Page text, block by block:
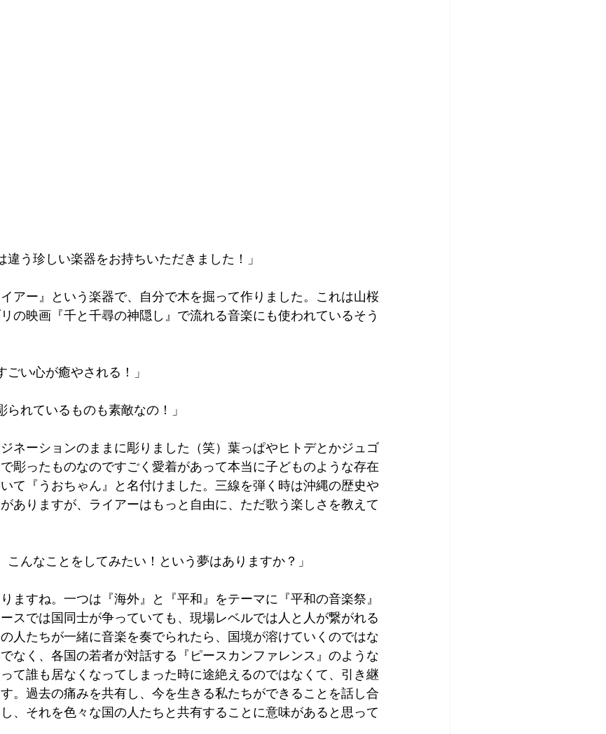
う珍しい楽器をお持ちいただきました！」
アー』という楽器で、自分で木を掘って作りました。これは山桜
の映画『千と千尋の神隠し』で流れる音楽にも使われているそう
い心が癒やされる！」
れているものも素敵なの！」
ネーションのままに彫りました（笑）葉っぱやヒトデとかジュゴ
彫ったものなのですごく愛着があって本当に子どものような存在
て『うおちゃん』と名付けました。三線を弾く時は沖縄の歴史や
ありますが、ライアーはもっと自由に、ただ歌う楽しさを教えて
んなことをしてみたい！という夢はありますか？」
ますね。一つは『海外』と『平和』をテーマに『平和の音楽祭』
スでは国同士が争っていても、現場レベルでは人と人が繋がれる
人たちが一緒に音楽を奏でられたら、国境が溶けていくのではな
なく、各国の若者が対話する『ピースカンファレンス』のような
て誰も居なくなってしまった時に途絶えるのではなくて、引き継
。過去の痛みを共有し、今を生きる私たちができることを話し合
、それを色々な国の人たちと共有することに意味があると思って